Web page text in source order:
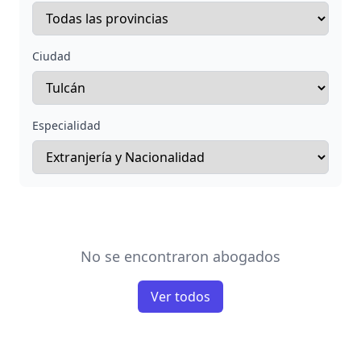
Ciudad
Especialidad
No se encontraron abogados
Ver todos